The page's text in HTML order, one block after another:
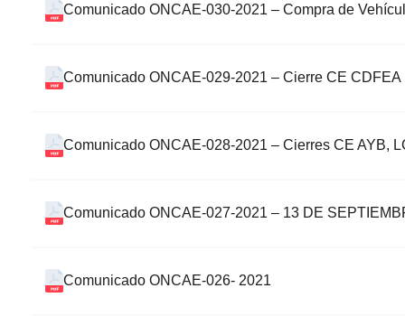
Comunicado ONCAE-030-2021 – Compra de
Comunicado ONCAE-029-2021 – Cierre CE CDFEA
Comunicado ONCAE-028-2021 – Cierres CE AYB,
Comunicado ONCAE-027-2021 – 13 DE
Comunicado ONCAE-026- 2021